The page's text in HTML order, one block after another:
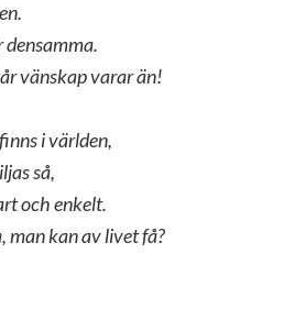
densamma.
vänskap varar än!
i världen,
så,
och enkelt.
man kan av livet få?